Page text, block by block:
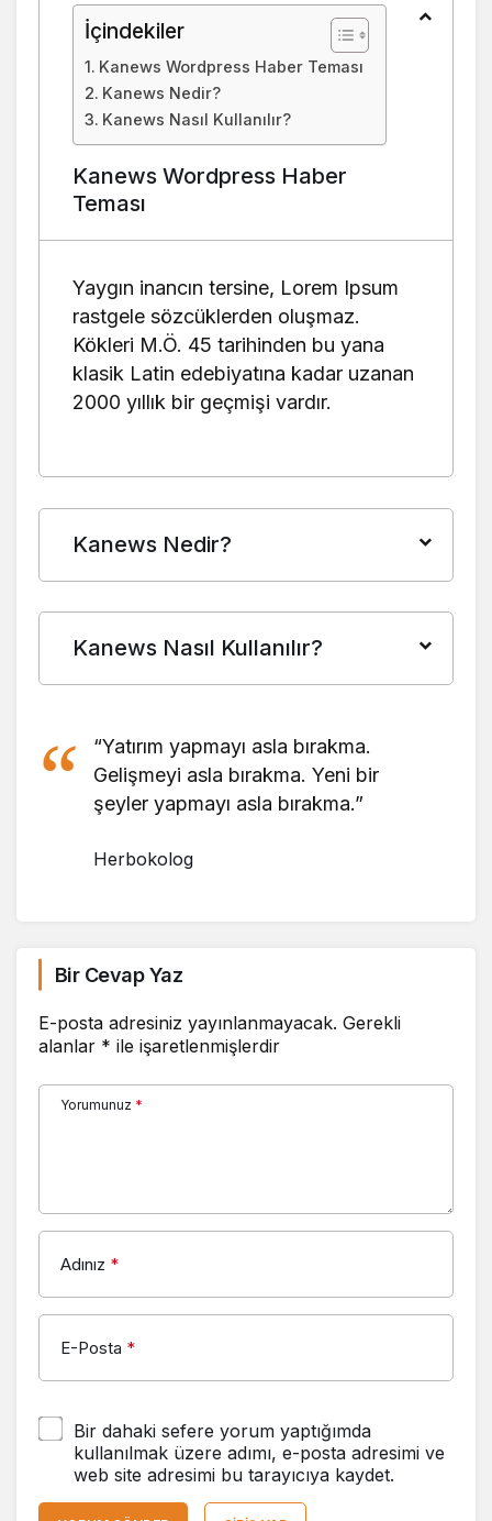
İçindekiler
Kanews Wordpress Haber Teması
Kanews Nedir?
Kanews Nasıl Kullanılır?
Kanews Wordpress Haber
Teması
Yaygın inancın tersine, Lorem Ipsum
rastgele sözcüklerden oluşmaz.
Kökleri M.Ö. 45 tarihinden bu yana
klasik Latin edebiyatına kadar uzanan
2000 yıllık bir geçmişi vardır.
Kanews Nedir?
Kanews Nasıl Kullanılır?
“Yatırım yapmayı asla bırakma.
Gelişmeyi asla bırakma. Yeni bir
şeyler yapmayı asla bırakma.”
Herbokolog
Bir Cevap Yaz
E-posta adresiniz yayınlanmayacak. Gerekli
alanlar * ile işaretlenmişlerdir
Yorumunuz *
Adınız *
E-Posta *
Bir dahaki sefere yorum yaptığımda
kullanılmak üzere adımı, e-posta adresimi ve
web site adresimi bu tarayıcıya kaydet.